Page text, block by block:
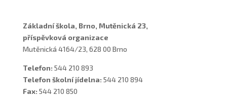
Základní škola, Brno, Mutěnická 23,
příspěvková organizace
Mutěnická 4164/23, 628 00 Brno
Telefon: 544 210 893
Telefon školní jídelna: 544 210 894
Fax: 544 210 850